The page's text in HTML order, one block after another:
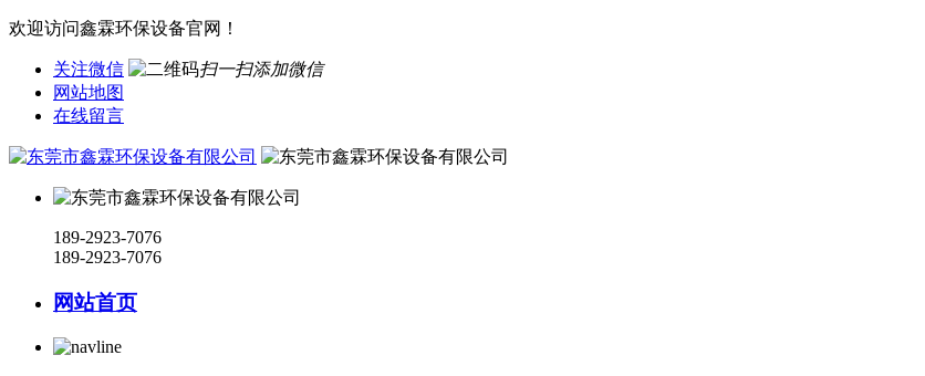
欢迎访问鑫霖环保设备官网！
关注微信
扫一扫添加微信
网站地图
在线留言
189-2923-7076
189-2923-7076
网站首页